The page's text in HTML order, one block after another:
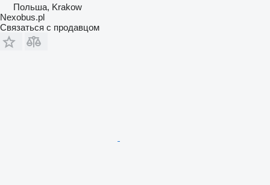
Польша, Krakow
Nexobus.pl
Связаться с продавцом